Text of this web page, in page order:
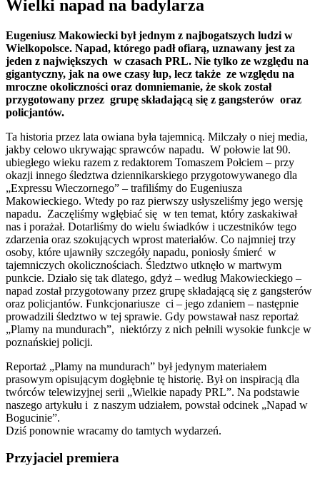
Wielki napad na badylarza
Eugeniusz Makowiecki był jednym z najbogatszych ludzi w
Wielkopolsce. Napad, którego padł ofiarą, uznawany jest za
jeden z największych w czasach PRL. Nie tylko ze względu na
gigantyczny, jak na owe czasy łup, lecz także ze względu na
mroczne okoliczności oraz domniemanie, że skok został
przygotowany przez grupę składającą się z gangsterów oraz
policjantów.
Ta historia przez lata owiana była tajemnicą. Milczały o niej media,
jakby celowo ukrywając sprawców napadu. W połowie lat 90.
ubiegłego wieku razem z redaktorem Tomaszem Połciem – przy
okazji innego śledztwa dziennikarskiego przygotowywanego dla
„Expressu Wieczornego” – trafiliśmy do Eugeniusza
Makowieckiego. Wtedy po raz pierwszy usłyszeliśmy jego wersję
napadu. Zaczęliśmy wgłębiać się w ten temat, który zaskakiwał
nas i porażał. Dotarliśmy do wielu świadków i uczestników tego
zdarzenia oraz szokujących wprost materiałów. Co najmniej trzy
osoby, które ujawniły szczegóły napadu, poniosły śmierć w
tajemniczych okolicznościach. Śledztwo utknęło w martwym
punkcie. Działo się tak dlatego, gdyż – według Makowieckiego –
napad został przygotowany przez grupę składającą się z gangsterów
oraz policjantów. Funkcjonariusze ci – jego zdaniem – następnie
prowadzili śledztwo w tej sprawie. Gdy powstawał nasz reportaż
„Plamy na mundurach”, niektórzy z nich pełnili wysokie funkcje w
poznańskiej policji.
Reportaż „Plamy na mundurach” był jedynym materiałem
prasowym opisującym dogłębnie tę historię. Był on inspiracją dla
twórców telewizyjnej serii „Wielkie napady PRL”. Na podstawie
naszego artykułu i z naszym udziałem, powstał odcinek „Napad w
Bogucinie”.
Dziś ponownie wracamy do tamtych wydarzeń.
Przyjaciel premiera